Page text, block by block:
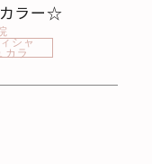
COUPON
RECRUIT
ラー☆
シャ
カラ